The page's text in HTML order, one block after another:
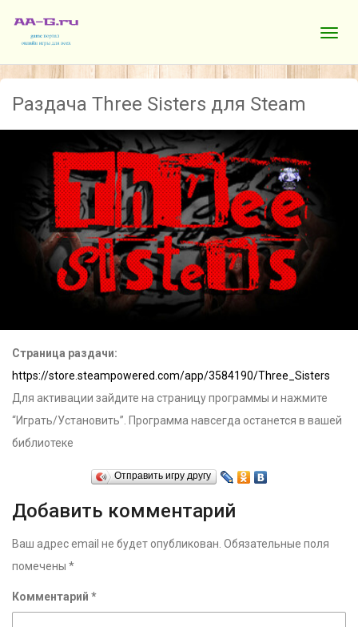
Раздача Three Sisters для Steam
Страница раздачи:
https://store.steampowered.com/app/3584190/Three_Sisters
Для активации зайдите на страницу программы и нажмите
“Играть/Установить”. Программа навсегда останется в вашей
библиотеке
Отправить игру другу
Добавить комментарий
Ваш адрес email не будет опубликован. Обязательные поля
помечены *
Комментарий *